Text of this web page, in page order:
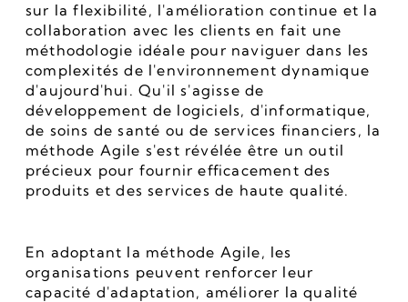
sur la flexibilité, l'amélioration continue et la
collaboration avec les clients en fait une
méthodologie idéale pour naviguer dans les
complexités de l'environnement dynamique
d'aujourd'hui. Qu'il s'agisse de
développement de logiciels, d'informatique,
de soins de santé ou de services financiers, la
méthode Agile s'est révélée être un outil
précieux pour fournir efficacement des
produits et des services de haute qualité.
En adoptant la méthode Agile, les
organisations peuvent renforcer leur
capacité d'adaptation, améliorer la qualité